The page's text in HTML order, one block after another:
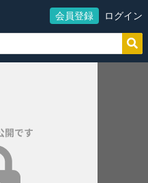
会員登録 ログイン